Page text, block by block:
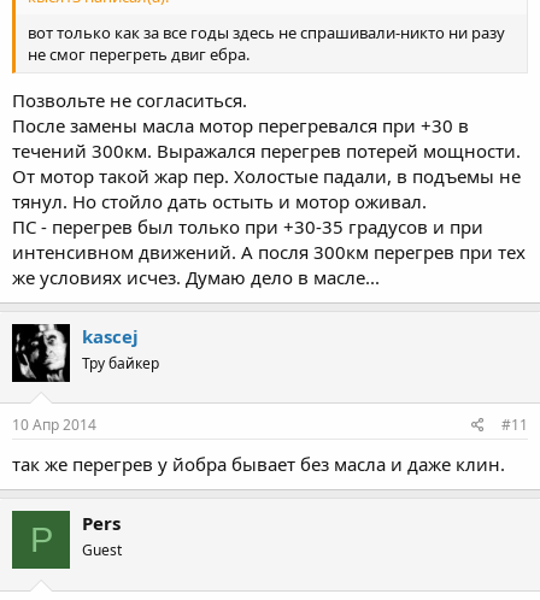
вот только как за все годы здесь не спрашивали-никто ни разу
не смог перегреть двиг ебра.
Позвольте не согласиться.
После замены масла мотор перегревался при +30 в
течений 300км. Выражался перегрев потерей мощности.
От мотор такой жар пер. Холостые падали, в подъемы не
тянул. Но стойло дать остыть и мотор оживал.
ПС - перегрев был только при +30-35 градусов и при
интенсивном движений. А посля 300км перегрев при тех
же условиях исчез. Думаю дело в масле...
kascej
Тру байкер
10 Апр 2014 #11
так же перегрев у йобра бывает без масла и даже клин.
P Pers
Guest